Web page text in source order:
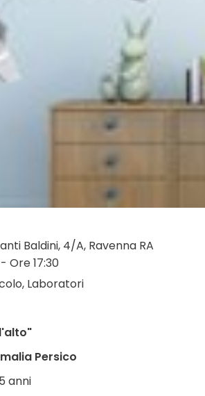
Baldini, 4/A, Ravenna RA
Ore 17:30
Laboratori
Persico
anni